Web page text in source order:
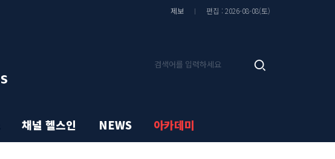
제보 편집 : 2026-08-08(토)
사
채널 헬스인 NEWS 아카데미